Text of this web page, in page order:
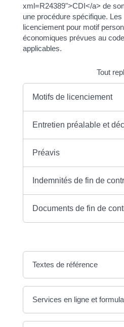
xml=R24389">CDI</a> de
une procédure spécifique.
licenciement pour motif
économiques prévues au
applicables.
Tout
Motifs de licenciement
Entretien préalable et
Préavis
Indemnités de fin de
Documents de fin de
Textes de référence
Services en ligne et